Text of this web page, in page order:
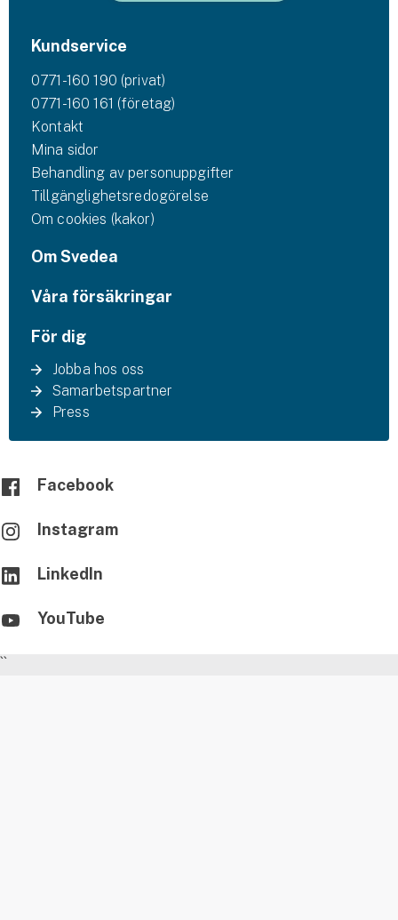
Försäkring via förmedlare
Se alla försäkringar
Kundservice
0771-160 190 (privat)
0771-160 161 (företag)
Kontakt
Mina sidor
Behandling av personuppgifter
Tillgänglighetsredogörelse
Om cookies (kakor)
Om Svedea
Våra försäkringar
För dig
Jobba hos oss
Samarbetspartner
Press
Facebook
Instagram
LinkedIn
YouTube
``